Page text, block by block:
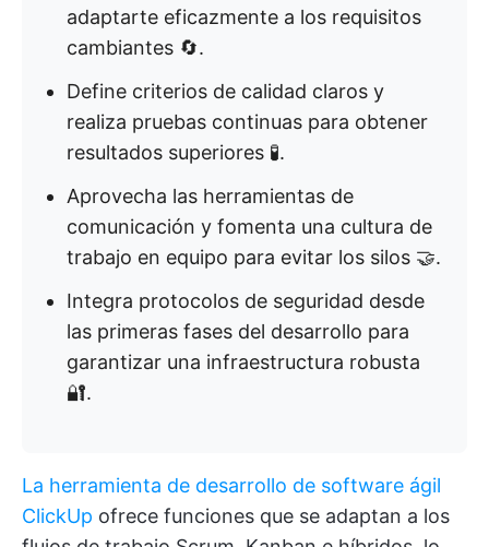
adaptarte eficazmente a los requisitos
cambiantes 🔄.
Define criterios de calidad claros y
realiza pruebas continuas para obtener
resultados superiores 🧪.
Aprovecha las herramientas de
comunicación y fomenta una cultura de
trabajo en equipo para evitar los silos 🤝.
Integra protocolos de seguridad desde
las primeras fases del desarrollo para
garantizar una infraestructura robusta
🔐.
La herramienta de desarrollo de software ágil
ClickUp ofrece funciones que se adaptan a los